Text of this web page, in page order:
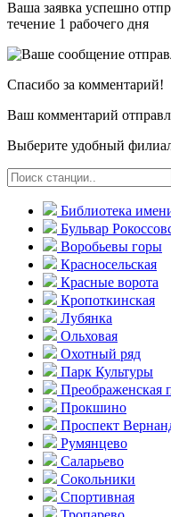
Ваша заявка успешно
течение 1 рабочего дня
Спасибо за комментарий!
Ваш комментарий
Выберите удобный
Библиотека
Бульвар
Воробьевы горы
Красно­сельская
Красные ворота
Кропоткинс­кая
Лубянка
Ольховая
Охотный ряд
Парк Культуры
Преобра­женская
Прокшино
Проспект
Румянцево
Саларьево
Сокольники
Спортивная